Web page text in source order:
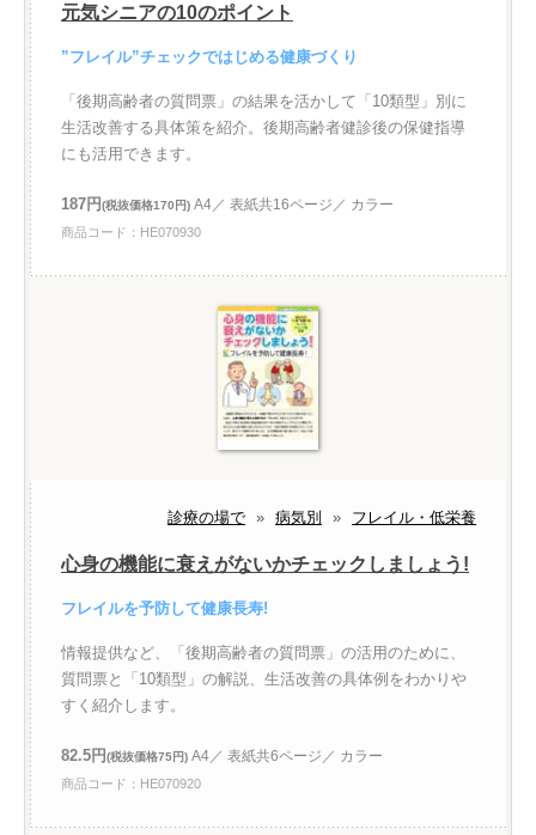
元気シニアの10のポイント
”フレイル”チェックではじめる健康づくり
「後期高齢者の質問票」の結果を活かして「10類型」別に
生活改善する具体策を紹介。後期高齢者健診後の保健指導
にも活用できます。
187円(税抜価格170円) A4／ 表紙共16ページ／ カラー
商品コード：HE070930
診療の場で » 病気別 » フレイル・低栄養
心身の機能に衰えがないかチェックしましょう!
フレイルを予防して健康長寿!
情報提供など、「後期高齢者の質問票」の活用のために、
質問票と「10類型」の解説、生活改善の具体例をわかりや
すく紹介します。
82.5円(税抜価格75円) A4／ 表紙共6ページ／ カラー
商品コード：HE070920